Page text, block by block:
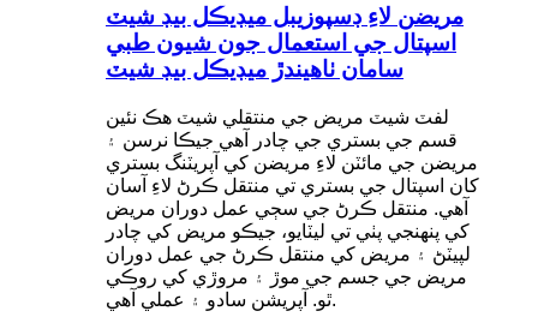
مريضن لاءِ ڊسپوزيبل ميڊيڪل بيڊ شيٽ
اسپتال جي استعمال جون شيون طبي
سامان ٺاهيندڙ ميڊيڪل بيڊ شيٽ
لفٽ شيٽ مريض جي منتقلي شيٽ هڪ نئين
قسم جي بستري جي چادر آهي جيڪا نرسن ۽
مريضن جي مائٽن لاءِ مريضن کي آپريٽنگ بستري
کان اسپتال جي بستري تي منتقل ڪرڻ لاءِ آسان
آهي. منتقل ڪرڻ جي سڄي عمل دوران مريض
کي پنهنجي پٺي تي ليٽايو، جيڪو مريض کي چادر
لپيٽڻ ۽ مريض کي منتقل ڪرڻ جي عمل دوران
مريض جي جسم جي موڙ ۽ مروڙي کي روڪي
ٿو. آپريشن سادو ۽ عملي آهي.